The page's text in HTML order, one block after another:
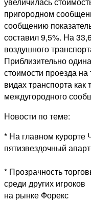
пригородном
сообщению
составил 9,5%. На
воздушного
Приблизительно
стоимости проезда на
видах транспорта как
междугородного
Новости по теме:
* На главном курорте
пятизвездочный
* Прозрачность
среди других игроков
на рынке Форекс